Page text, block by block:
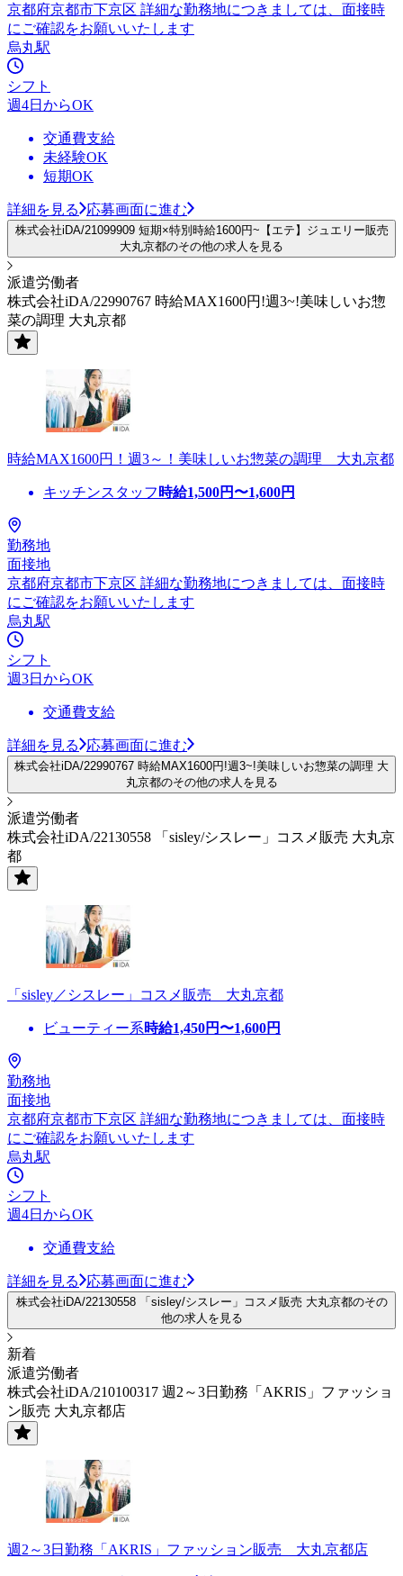
京都府京都市下京区 詳細な勤務地につきましては、面接時
にご確認をお願いいたします
烏丸駅
シフト
週4日からOK
交通費支給
未経験OK
短期OK
詳細を見る 応募画面に進む
株式会社iDA/21099909 短期×特別時給1600円~【エテ】ジュエリー販売
大丸京都のその他の求人を見る
派遣労働者
株式会社iDA/22990767 時給MAX1600円!週3~!美味しいお惣
菜の調理 大丸京都
時給MAX1600円！週3～！美味しいお惣菜の調理 大丸京都
キッチンスタッフ 時給1,500円〜1,600円
勤務地
面接地
京都府京都市下京区 詳細な勤務地につきましては、面接時
にご確認をお願いいたします
烏丸駅
シフト
週3日からOK
交通費支給
詳細を見る 応募画面に進む
株式会社iDA/22990767 時給MAX1600円!週3~!美味しいお惣菜の調理 大
丸京都のその他の求人を見る
派遣労働者
株式会社iDA/22130558 「sisley/シスレー」コスメ販売 大丸京
都
「sisley／シスレー」コスメ販売 大丸京都
ビューティー系時給1,450円〜1,600円
勤務地
面接地
京都府京都市下京区 詳細な勤務地につきましては、面接時
にご確認をお願いいたします
烏丸駅
シフト
週4日からOK
交通費支給
詳細を見る 応募画面に進む
株式会社iDA/22130558 「sisley/シスレー」コスメ販売 大丸京都のその
他の求人を見る
新着
派遣労働者
株式会社iDA/210100317 週2～3日勤務「AKRIS」ファッショ
ン販売 大丸京都店
週2～3日勤務「AKRIS」ファッション販売 大丸京都店